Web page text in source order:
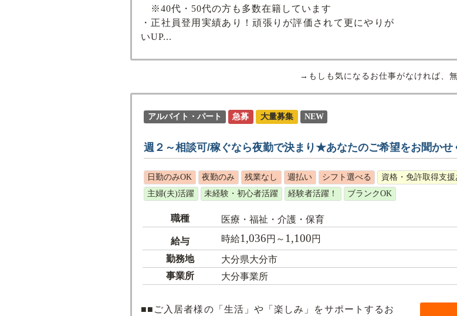
※40代・50代の方も多数在籍しています
・正社員登用実績あり！頑張りが評価されて更にやりが
いUP...
→もしも気になるお仕事がなければ、
アルバイト・パート 急募 大量募集 NEW
週２～相談可/稼ぐなら夜勤で決まり★あなたのご希望をお聞かせ
日勤のみOK 夜勤のみ 残業なし 週払い シフト選べる 資格・免許取得支援
主婦(夫)活躍
未経験・初心者活躍 経験者活躍！ ブランクOK
職種 医療・福祉・介護・保育
給与 時給1,036円～ 1,100円
勤務地
大分県大分市
事業所
大分事業所
■■ご入居者様の「生活」や「楽しみ」をサポートするお